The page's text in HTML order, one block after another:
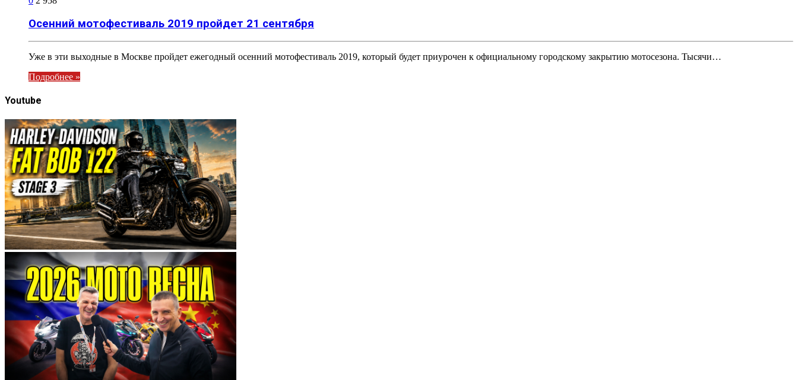
Осенний мотофестиваль 2019 пройдет 21 сентября
Уже в эти выходные в Москве пройдет ежегодный осенний мотофестиваль 2019, который будет приурочен к официальному городскому закрытию мотосезона. Тысячи…
Подробнее »
Youtube